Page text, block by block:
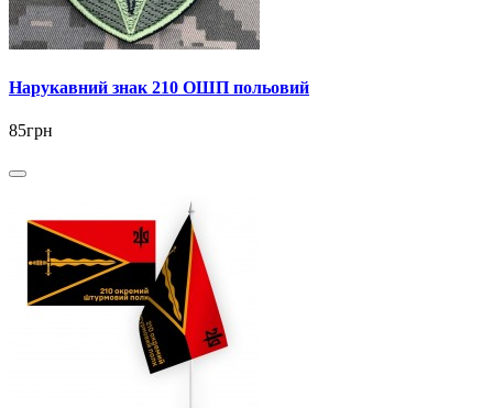
Нарукавний знак 210 ОШП польовий
85грн